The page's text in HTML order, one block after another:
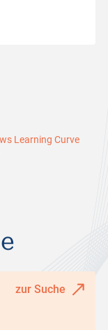
Learning Curve
zur Suche